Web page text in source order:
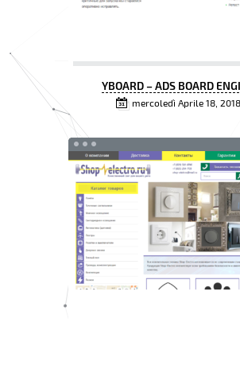
YBOARD – ADS BOARD
mercoledì Aprile 18, 2018